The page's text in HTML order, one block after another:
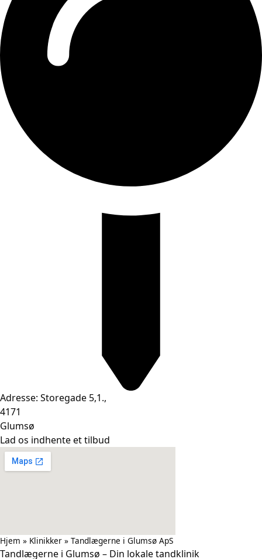
Adresse: Storegade 5,1.,
4171
Glumsø
Lad os indhente et tilbud
Hjem » Klinikker » Tandlægerne i Glumsø ApS
Tandlægerne i Glumsø – Din lokale tandklinik